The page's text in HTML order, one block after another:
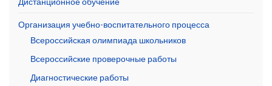
Организация учебно-воспитательного процесса
Всероссийская олимпиада школьников
Всероссийские проверочные работы
Диагностические работы